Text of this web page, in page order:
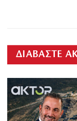
ΔΙΑΒΑΣΤΕ